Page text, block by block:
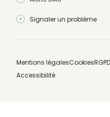
Signaler un problème
Mentions légalesCookies
Accessibilité